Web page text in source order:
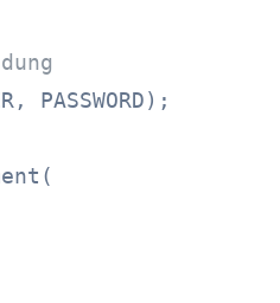
PASSWORD);